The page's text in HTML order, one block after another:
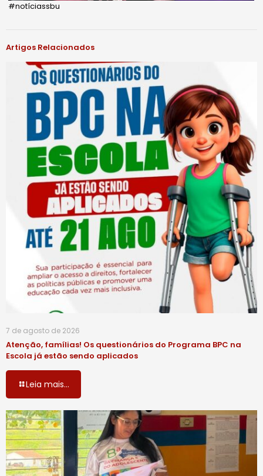
#notíciassbu
Artigos Relacionados
7 de agosto de 2026
Atenção, famílias! Os questionários do Programa BPC na
Escola já estão sendo aplicados
Leia mais...